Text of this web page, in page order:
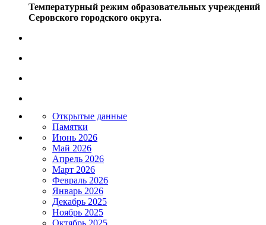
Температурный режим образовательных учреждений
Серовского городского округа.
Открытые данные
Памятки
Июнь 2026
Май 2026
Апрель 2026
Март 2026
Февраль 2026
Январь 2026
Декабрь 2025
Ноябрь 2025